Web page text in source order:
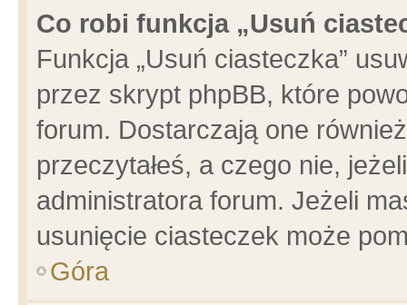
Co robi funkcja „Usuń
Funkcja „Usuń ciasteczka”
przez skrypt phpBB, które
forum. Dostarczają one
przeczytałeś, a czego nie,
administratora forum. Jeżeli
usunięcie ciasteczek może
Góra